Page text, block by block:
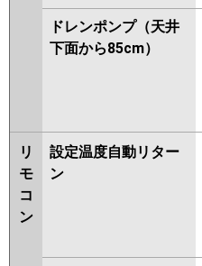
ドレンポンプ（天井
下面から85cm）
リ
モ
コ
ン
設定温度自動リター
ン